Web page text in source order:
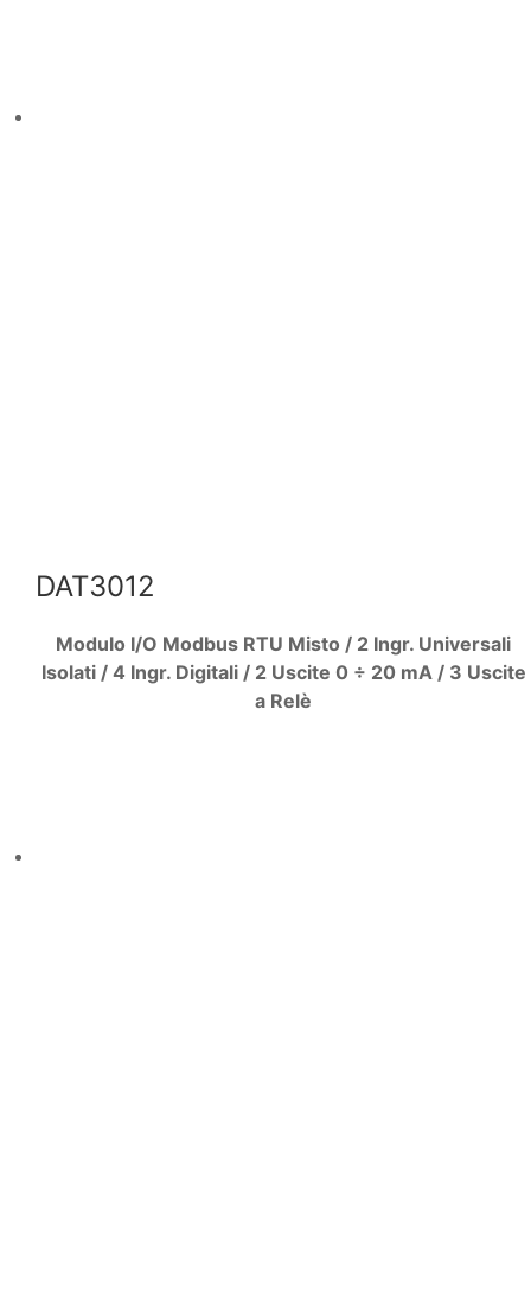
DAT3012
Modulo I/O Modbus RTU Misto / 2 Ingr. Universali
Isolati / 4 Ingr. Digitali / 2 Uscite 0 ÷ 20 mA / 3 Uscite
a Relè